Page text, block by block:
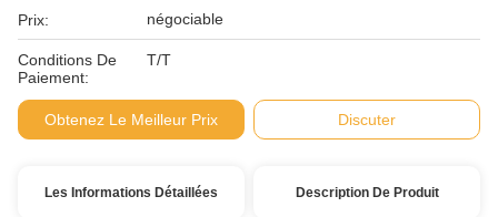
Prix: négociable
Conditions De
Paiement:
T/T
Obtenez Le Meilleur Prix Discuter
Les Informations Détaillées Description De Produit